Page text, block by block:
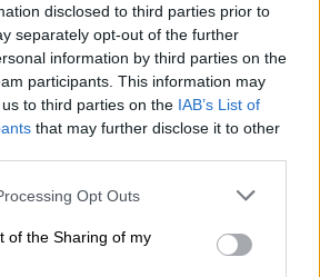
disclosed to third parties prior to
separately opt-out of the further
information by third parties on the
participants. This information may
to third parties on the IAB’s List of
that may further disclose it to other
website/app uses one or more Google
or usage behaviour. You may click to
to Google and its third-party tags to
Opt Outs
of the Sharing of my
του αθηναϊκού ντέρμπι
Ο Κυριακόπουλος
πέρασε από τον Τετέι και
της ΑΕΚ, ο Παντελίδης
και ο Στρακόσα
Αμέσως μετά, ο Κοϊτα
και το σουτ στη γωνία του